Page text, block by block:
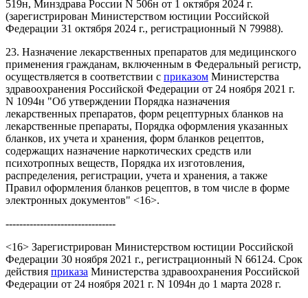
519н, Минздрава России N 506н от 1 октября 2024 г.
(зарегистрирован Министерством юстиции Российской
Федерации 31 октября 2024 г., регистрационный N 79988).
23. Назначение лекарственных препаратов для медицинского
применения гражданам, включенным в Федеральный регистр,
осуществляется в соответствии с приказом Министерства
здравоохранения Российской Федерации от 24 ноября 2021 г.
N 1094н "Об утверждении Порядка назначения
лекарственных препаратов, форм рецептурных бланков на
лекарственные препараты, Порядка оформления указанных
бланков, их учета и хранения, форм бланков рецептов,
содержащих назначение наркотических средств или
психотропных веществ, Порядка их изготовления,
распределения, регистрации, учета и хранения, а также
Правил оформления бланков рецептов, в том числе в форме
электронных документов" <16>.
--------------------------------
<16> Зарегистрирован Министерством юстиции Российской
Федерации 30 ноября 2021 г., регистрационный N 66124. Срок
действия приказа Министерства здравоохранения Российской
Федерации от 24 ноября 2021 г. N 1094н до 1 марта 2028 г.